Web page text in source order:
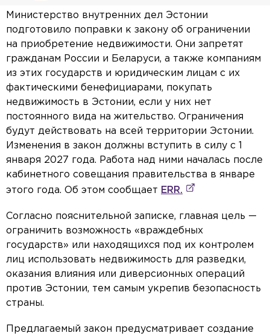
Министерство внутренних дел Эстонии
подготовило поправки к закону об ограничении
на приобретение недвижимости. Они запретят
гражданам России и Беларуси, а также компаниям
из этих государств и юридическим лицам с их
фактическими бенефициарами, покупать
недвижимость в Эстонии, если у них нет
постоянного вида на жительство. Ограничения
будут действовать на всей территории Эстонии.
Изменения в закон должны вступить в силу с 1
января 2027 года. Работа над ними началась после
кабинетного совещания правительства в январе
этого года. Об этом сообщает ERR.
Согласно пояснительной записке, главная цель —
ограничить возможность «враждебных
государств» или находящихся под их контролем
лиц использовать недвижимость для разведки,
оказания влияния или диверсионных операций
против Эстонии, тем самым укрепив безопасность
страны.
Предлагаемый закон предусматривает создание